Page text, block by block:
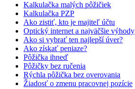
Kalkulačka malých pôžičiek
Kalkulačka PZP
Ako zistiť, kto je majiteľ účtu
Optický internet a najväčšie výhody
Ako si vybrať ten najlepší úver?
Ako získať peniaze?
Pôžička ihneď
Pôžičky bez ručenia
Rýchla pôžička bez overovania
Žiadosť o zmenu pracovnej pozície